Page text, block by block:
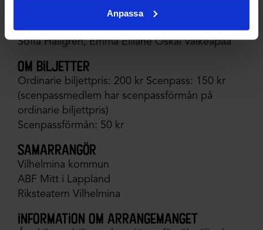
Anpassa
Sofia Hallgren, Emma Elliane Oskal Valkeapää
om biljetter
Ordinarie biljettpris: 200 kr Scenpass: 150 kr
(scenpassmedlem har scenpassförmån på
ordinarie biljettpris)
Scenpassförmån: 50 kr
samarrangör
Vilhelmina kommun
ABF Mitt i Lappland
Riksteatern Vilhelmina
information om arrangemanget